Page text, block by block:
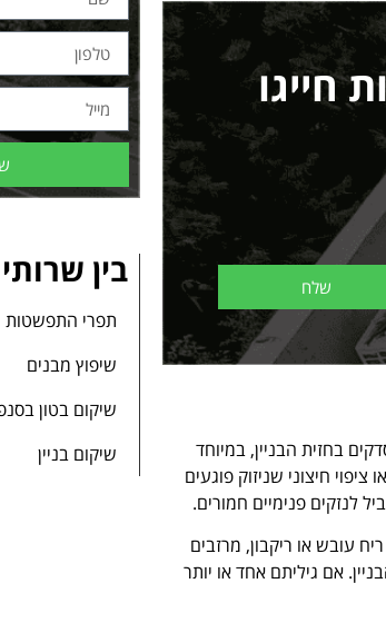
חייגו
שלח
בחזית הבניין, במיוחד
או ציפוי חיצוני שניזוק פוגעים
לנזקים פנימיים חמורים.
עובש או ריקבון, מרזבים
אם גיליתם אחד או יותר
בין
תפרי התפשטות
שיפוץ מבנים
שיקום בטון
שיקום בניין